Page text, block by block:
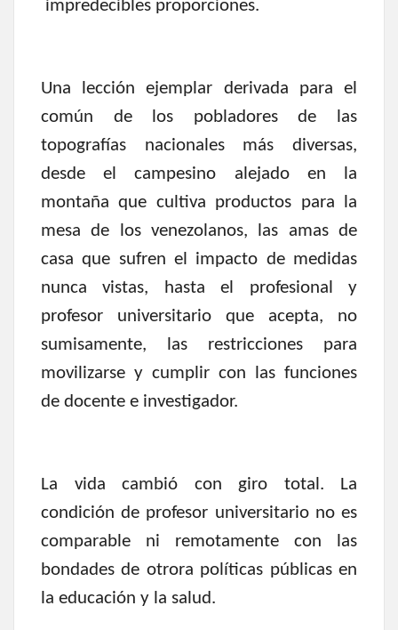
impredecibles proporciones.
Una lección ejemplar derivada para el
común de los pobladores de las
topografías nacionales más diversas,
desde el campesino alejado en la
montaña que cultiva productos para la
mesa de los venezolanos, las amas de
casa que sufren el impacto de medidas
nunca vistas, hasta el profesional y
profesor universitario que acepta, no
sumisamente, las restricciones para
movilizarse y cumplir con las funciones
de docente e investigador.
La vida cambió con giro total. La
condición de profesor universitario no es
comparable ni remotamente con las
bondades de otrora políticas públicas en
la educación y la salud.